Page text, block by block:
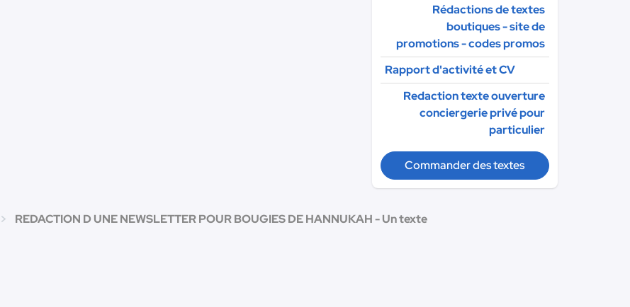
Rédactions de textes
boutiques - site de
promotions - codes promos
Rapport d'activité et CV
Redaction texte ouverture
conciergerie privé pour
particulier
Commander des textes
REDACTION D UNE NEWSLETTER POUR BOUGIES DE HANNUKAH - Un texte